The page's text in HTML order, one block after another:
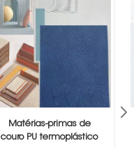
Matérias-primas de
couro PU termoplástico